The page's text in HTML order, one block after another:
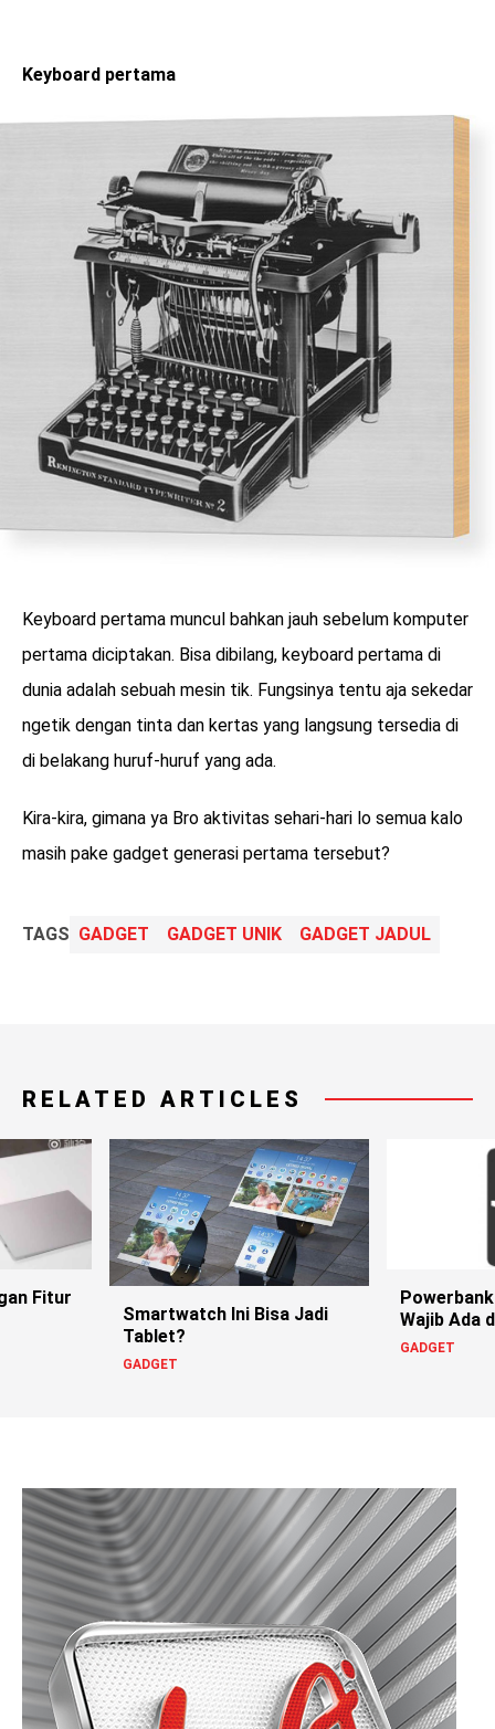
Keyboard pertama
Keyboard pertama muncul bahkan jauh sebelum komputer
pertama diciptakan. Bisa dibilang, keyboard pertama di
dunia adalah sebuah mesin tik. Fungsinya tentu aja sekedar
ngetik dengan tinta dan kertas yang langsung tersedia di
di belakang huruf-huruf yang ada.
Kira-kira, gimana ya Bro aktivitas sehari-hari lo semua kalo
masih pake gadget generasi pertama tersebut?
TAGS GADGET GADGET UNIK GADGET JADUL
RELATED ARTICLES
Fitur
Smartwatch Ini Bisa Jadi
Tablet?
GADGET
Wajib Ada
GADGET